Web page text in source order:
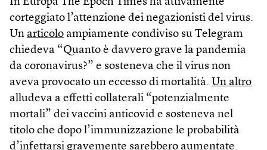
corteggiato l’attenzione dei negazionisti del virus.
Un articolo ampiamente condiviso su Telegram
chiedeva “Quanto è davvero grave la pandemia
da coronavirus?” e sosteneva che il virus non
aveva provocato un eccesso di mortalità. Un altro
alludeva a effetti collaterali “potenzialmente
mortali” dei vaccini anticovid e sosteneva nel
titolo che dopo l’immunizzazione le probabilità
d’infettarsi gravemente sarebbero aumentate.